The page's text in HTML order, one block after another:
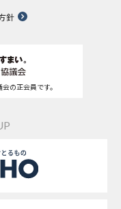
針
の正会員です。